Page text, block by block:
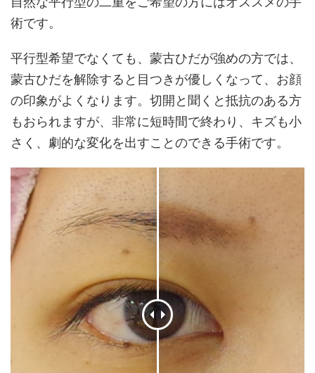
術です。
平行型希望でなくても、蒙古ひだが強めの方では、
蒙古ひだを解除すると目つきが優しくなって、お顔
の印象がよくなります。切開と聞くと抵抗のある方
もおられますが、非常に短時間で終わり、キズも小
さく、劇的な変化を出すことのできる手術です。